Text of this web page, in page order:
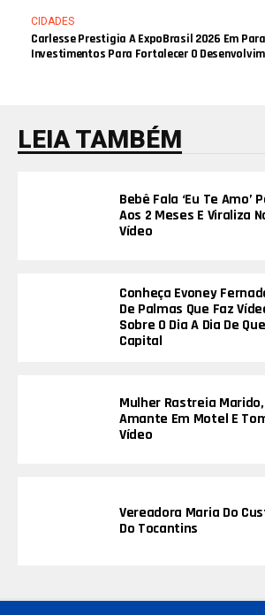
CIDADES
Carlesse Prestigia A ExpoBrasil 2026 Em
Investimentos Para Fortalecer O
LEIA TAMBÉM
Bebê Fala ‘eu Te Amo’
Aos 2 Meses E Viraliza
Vídeo
Conheça Evoney
De Palmas Que Faz
Sobre O Dia A Dia De
Capital
Mulher Rastreia
Amante Em Motel E
Vídeo
Vereadora Maria Do
Do Tocantins